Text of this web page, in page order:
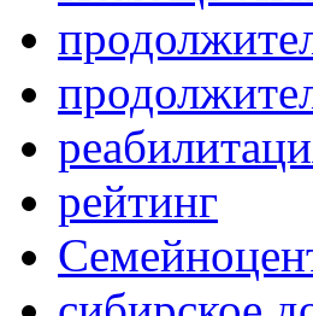
рейтинг